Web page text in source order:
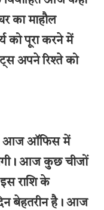
का माहौल
को पूरा करने में
अपने रिश्ते को
आज ऑफिस में
आज कुछ चीजों
राशि के
बेहतरीन है। आज